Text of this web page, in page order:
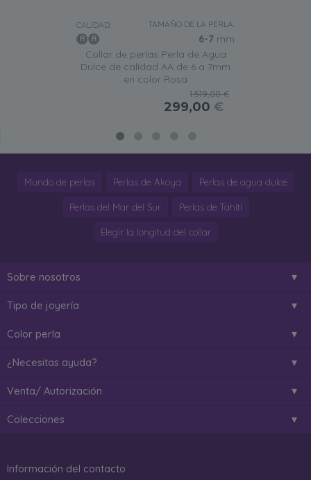
CALIDAD: TAMAÑO DE LA PERLA:
6-7 mm
Collar de perlas Perla de Agua
Dulce de calidad AA de 6 a 7mm
en color Rosa
1.519,00 €
299,00 €
Mundo de perlas Perlas de Akoya Perlas de agua dulce
Perlas del Mar del Sur Perlas de Tahití
Elegir la longitud del collar
Sobre nosotros
Tipo de joyería
Color perla
¿Necesitas ayuda?
Venta/ Autorización
Colecciones
Información del contacto